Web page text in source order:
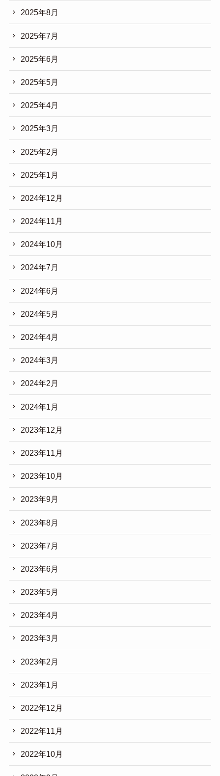
2025年8月
2025年7月
2025年6月
2025年5月
2025年4月
2025年3月
2025年2月
2025年1月
2024年12月
2024年11月
2024年10月
2024年7月
2024年6月
2024年5月
2024年4月
2024年3月
2024年2月
2024年1月
2023年12月
2023年11月
2023年10月
2023年9月
2023年8月
2023年7月
2023年6月
2023年5月
2023年4月
2023年3月
2023年2月
2023年1月
2022年12月
2022年11月
2022年10月